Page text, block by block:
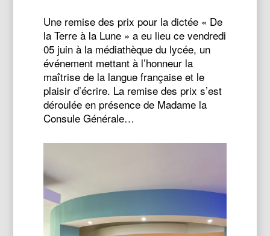
Une remise des prix pour la dictée « De
la Terre à la Lune » a eu lieu ce vendredi
05 juin à la médiathèque du lycée, un
événement mettant à l’honneur la
maîtrise de la langue française et le
plaisir d’écrire. La remise des prix s’est
déroulée en présence de Madame la
Consule Générale…